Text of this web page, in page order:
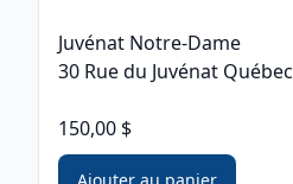
Juvénat Notre-Dame
30 Rue du Juvénat
150,00 $